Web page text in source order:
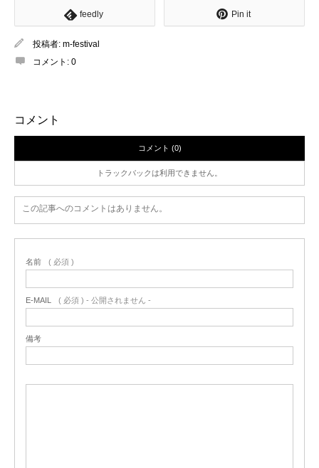
feedly Pin it
投稿者: m-festival
コメント: 0
コメント
コメント (0)
トラックバックは利用できません。
この記事へのコメントはありません。
名前 ( 必須 )
E-MAIL ( 必須 ) - 公開されません -
備考